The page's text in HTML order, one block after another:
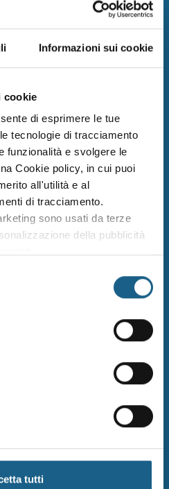
Informazioni sui cookie
cookie
di esprimere le tue
tecnologie di tracciamento
funzionalità e svolgere le
Cookie policy, in cui puoi
all'utilità e al
di tracciamento.
sono usati da terze
della pubblicità
anche la nostra Privacy
tutti
aziendali, anche
della realtà
per
lavoro e gestire al
in cloud
le nuove dinamiche
produttive
4.0